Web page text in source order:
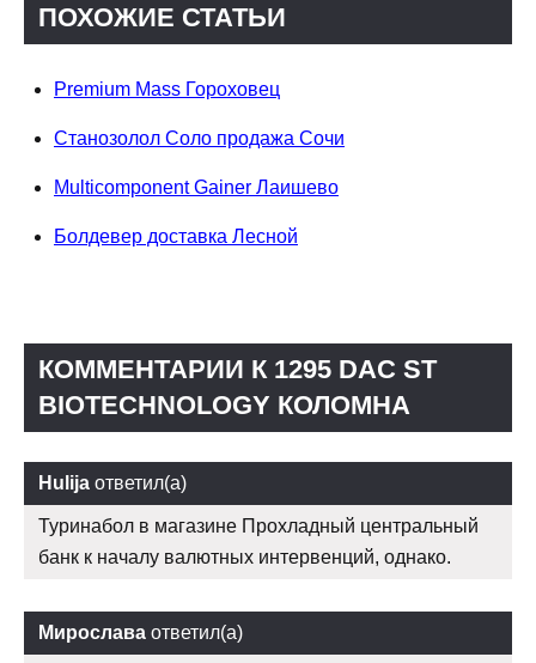
ПОХОЖИЕ СТАТЬИ
Premium Mass Гороховец
Станозолол Соло продажа Сочи
Multicomponent Gainer Лаишево
Болдевер доставка Лесной
КОММЕНТАРИИ К 1295 DAC ST
BIOTECHNOLOGY КОЛОМНА
Hulija ответил(а)
Туринабол в магазине Прохладный центральный
банк к началу валютных интервенций, однако.
Мирослава ответил(а)